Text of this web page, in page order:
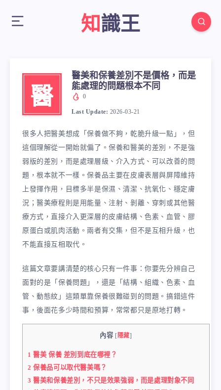
知識王
醫
醫美和保養差別不是價格，而是
能處理的問題根本不同
0
Last Update: 2026-03-21
很多人把醫美想成「保養做不夠，乾脆升級一點」，但
這個理解從一開始就偏了。保養和醫美的差別，不是強
弱版的差別，而是處理層級、介入方式、可以改善的問
題，根本就不一樣。保養品主要在皮膚表層與屏障維持
上發揮作用，目標多半是保濕、清潔、抗氧化、穩定膚
況；醫美療程則是用能量、注射、剝離、穿刺或其他醫
療方式，直接介入更深層的皮膚結構、色素、血管、膠
原蛋白或肌肉活動。兩者有交集，但不是互相升級，也
不能直接互相取代。
這篇文章要講清楚的核心只有一件事：你要先分辨自己
面對的是「保養問題」，還是「結構、組織、色素、血
管、動態紋」這類單靠保養很難碰到的問題。搞錯這件
事，後面花多少時間和預算，常常都只是原地打轉。
內容 [ 隱藏]
1 醫美 保養 差別到底在哪裡？
2 保養品可以取代醫美嗎？
3 醫美和保養差別，不只是效果強弱，而是處理對象不同